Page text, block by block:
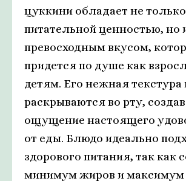
цуккини обладает не
питательной ценностью, но
превосходным вкусом,
придется по душе как
детям. Его нежная текстура
раскрываются во рту,
ощущение настоящего
от еды. Блюдо идеально
здорового питания, так как
минимум жиров и максимум